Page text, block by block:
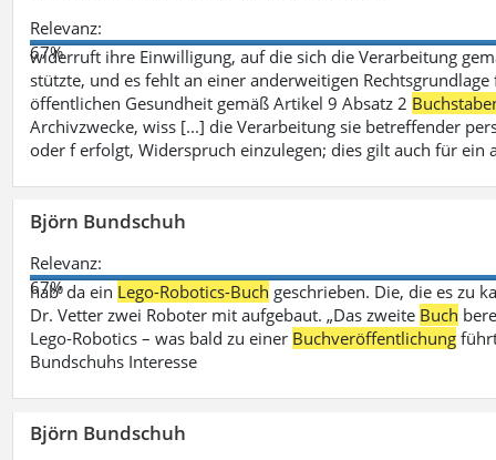
Relevanz:
67%
widerruft ihre Einwilligung, auf die sich die Verarbeitung
stützte, und es fehlt an einer anderweitigen
öffentlichen Gesundheit gemäß Artikel 9 Absatz 2
Archivzwecke, wiss [...] die Verarbeitung sie betreffender
oder f erfolgt, Widerspruch einzulegen; dies gilt auch für ein
Björn Bundschuh
Relevanz:
67%
hab‘ da ein Lego-Robotics-Buch geschrieben. Die, die es zu
Dr. Vetter zwei Roboter mit aufgebaut. „Das zweite Buch
Lego-Robotics – was bald zu einer Buchveröffentlichung
Bundschuhs Interesse
Björn Bundschuh